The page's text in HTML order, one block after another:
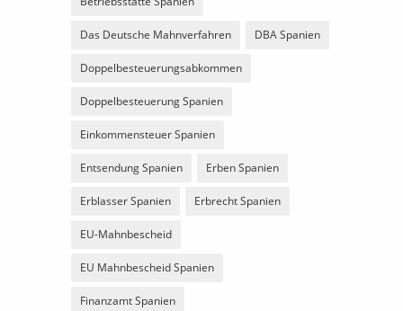
Das Deutsche Mahnverfahren DBA Spanien
Doppelbesteuerungsabkommen
Doppelbesteuerung Spanien
Einkommensteuer Spanien
Entsendung Spanien Erben Spanien
Erblasser Spanien Erbrecht Spanien
EU-Mahnbescheid
EU Mahnbescheid Spanien
Finanzamt Spanien